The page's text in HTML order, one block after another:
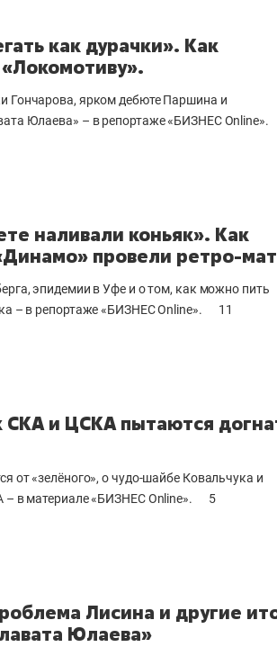
как дурачки». Как
Гончарова, ярком дебюте Паршина и
Юлаева» – в репортаже «БИЗНЕС Online».
наливали коньяк». Как
провели ретро-
эпидемии в Уфе и о том, как можно пить
– в репортаже «БИЗНЕС Online».
11
и ЦСКА пытаются
от «зелёного», о чудо-шайбе Ковальчука и
– в материале «БИЗНЕС Online». 5
Лисина и другие
Юлаева»
первая, Гамова –
шестая